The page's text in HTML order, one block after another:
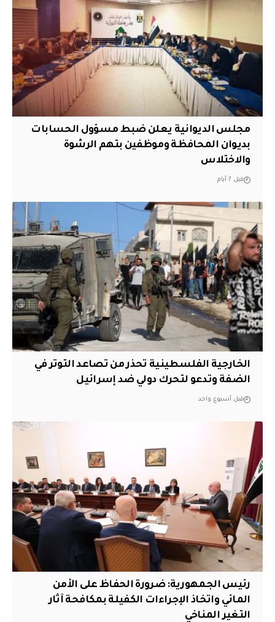
مجلس الديوانية يعلن ضبط مسؤول الحسابات
بديوان المحافظة وموظفين بتهم الرشوة
والاختلاس
قبل 7 أيام
الخارجية الفلسطينية تحذر من تصاعد التوتر في
الضفة وتدعو لتحرك دولي ضد إسرائيل
قبل أسبوع واحد
رئيس الجمهورية: ضرورة الحفاظ على الأمن
المائي واتخاذ الإجراءات الكفيلة بمكافحة آثار
التغير المناخي